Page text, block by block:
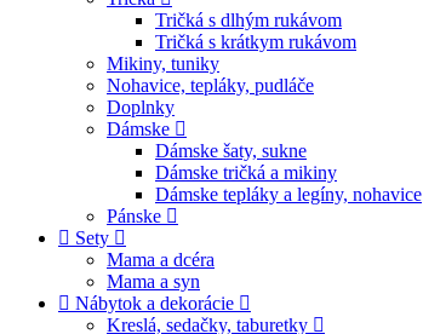
Tričká s dlhým rukávom
Tričká s krátkym rukávom
Mikiny, tuniky
Nohavice, tepláky, pudláče
Doplnky
Dámske
Dámske šaty, sukne
Dámske tričká a mikiny
Dámske tepláky a legíny, nohavice
Pánske
Sety
Mama a dcéra
Mama a syn
Nábytok a dekorácie
Kreslá, sedačky, taburetky